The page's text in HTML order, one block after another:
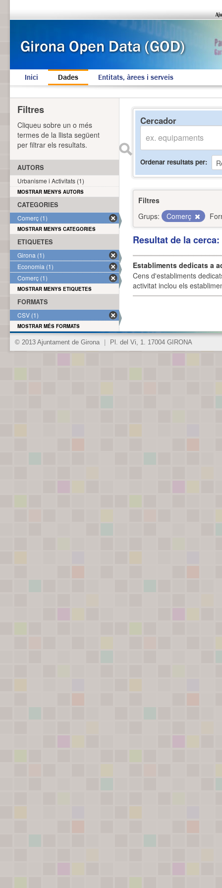
Inici Dades Entitats, àrees i serveis
Cercador
Ordenar resultats per
Filtres
Grups:
Comerç
Resultat de la
Establiments dedicats a
Cens d'establiments
activitat inclou els
Filtres
Cliqueu sobre un o més
termes de la llista següent
per filtrar els resultats.
AUTORS
Urbanisme i Activitats (1)
MOSTRAR MENYS AUTORS
CATEGORIES
Comerç (1)
MOSTRAR MENYS CATEGORIES
ETIQUETES
Girona (1)
Economia (1)
Comerç (1)
MOSTRAR MENYS ETIQUETES
FORMATS
CSV (1)
MOSTRAR MÉS FORMATS
© 2013 Ajuntament de Girona Pl. del Vi, 1. 17004 GIRONA